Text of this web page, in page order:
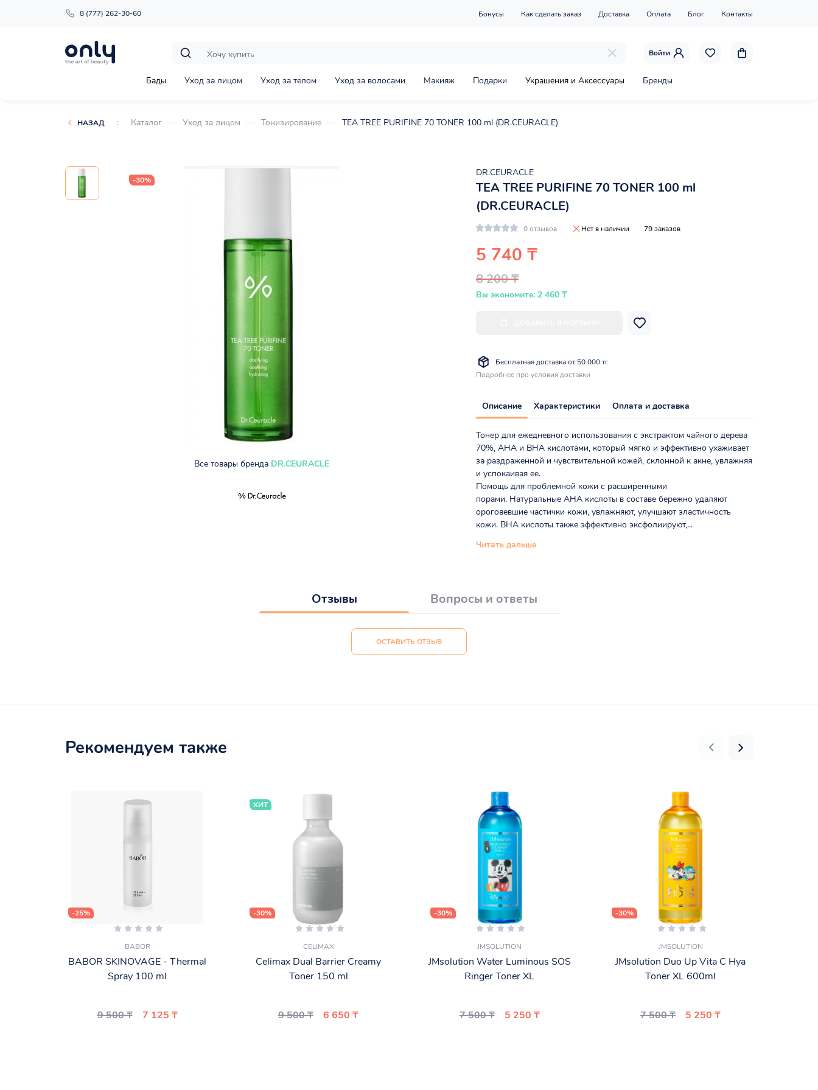
8 (777) 262-30-60 Бонусы Как сделать заказ Доставка Оплата Блог Контакты
Войти
Бады Уход за лицом Уход за телом Уход за волосами Макияж Подарки Украшения и Аксессуары Бренды
НАЗАД : Каталог Уход за лицом Тонизирование TEA TREE PURIFINE 70 TONER 100 ml (DR.CEURACLE)
-30%
Все товары бренда DR.CEURACLE
DR.CEURACLE
TEA TREE PURIFINE 70 TONER 100 ml
(DR.CEURACLE)
0 отзывов Нет в наличии 79 заказов
5 740 ₸
8 200 ₸
Вы экономите: 2 460 ₸
Бесплатная доставка от 50 000 тг.
Подробнее про условия доставки
Описание Характеристики Оплата и доставка
Тонер для ежедневного использования с экстрактом чайного дерева
70%, AHA и BHA кислотами, который мягко и эффективно ухаживает
за раздраженной и чувствительной кожей, склонной к акне, увлажняя
и успокаивая ее.
Помощь для проблемной кожи с расширенными
порами. Натуральные AHA кислоты в составе бережно удаляют
ороговевшие частички кожи, увлажняют, улучшают эластичность
кожи. BHA кислоты также эффективно эксфолиируют,...
Читать дальше
Отзывы Вопросы и ответы
ОСТАВИТЬ ОТЗЫВ
Рекомендуем также
-25%
BABOR
BABOR SKINOVAGE - Thermal
Spray 100 ml
9 500 ₸ 7 125 ₸
ХИТ
-30%
CELIMAX
Celimax Dual Barrier Creamy
Toner 150 ml
9 500 ₸ 6 650 ₸
-30%
JMSOLUTION
JMsolution Water Luminous SOS
Ringer Toner XL
7 500 ₸ 5 250 ₸
-30%
JMSOLUTION
JMsolution Duo Up Vita C Hya
Toner XL 600ml
7 500 ₸ 5 250 ₸